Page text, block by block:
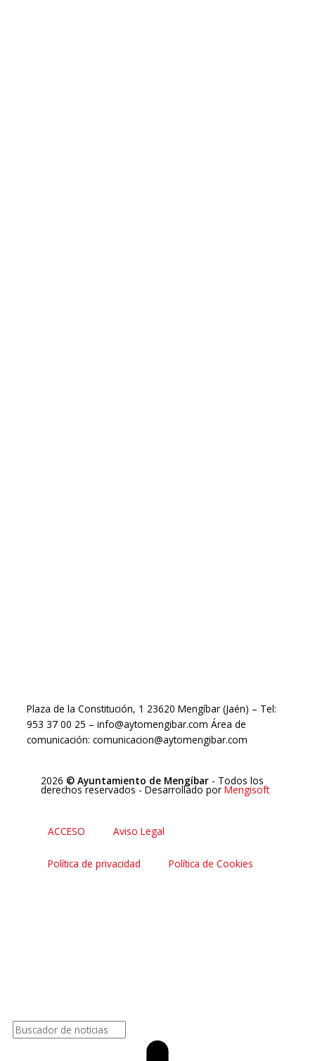
Plaza de la Constitución, 1 23620 Mengíbar (Jaén) – Tel:
953 37 00 25 – info@aytomengibar.com Área de
comunicación: comunicacion@aytomengibar.com
2026 © Ayuntamiento de Mengíbar - Todos los
derechos reservados - Desarrollado por Mengisoft
ACCESO Aviso Legal
Política de privacidad Política de Cookies
Buscar